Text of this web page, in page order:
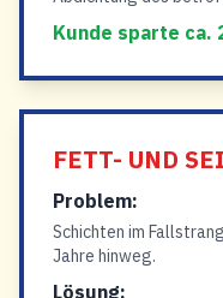
Kunde sparte ca.
FETT- UND
Problem:
Schichten im
Jahre hinweg.
Lösung: